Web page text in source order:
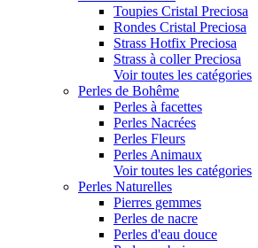
Toupies Cristal Preciosa
Rondes Cristal Preciosa
Strass Hotfix Preciosa
Strass à coller Preciosa
Voir toutes les catégories
Perles de Bohême
Perles à facettes
Perles Nacrées
Perles Fleurs
Perles Animaux
Voir toutes les catégories
Perles Naturelles
Pierres gemmes
Perles de nacre
Perles d'eau douce